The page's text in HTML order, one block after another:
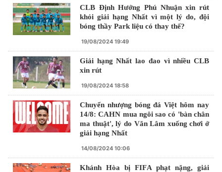
CLB Định Hướng Phú Nhuận xin rút
khỏi giải hạng Nhất vì một lý do, đội
bóng thầy Park liệu có thay thế?
19/08/2024 19:49
Giải hạng Nhất lao đao vì nhiều CLB
xin rút
19/08/2024 18:58
Chuyển nhượng bóng đá Việt hôm nay
14/8: CAHN mua ngôi sao có 'bàn chân
ma thuật', lý do Văn Lâm xuống chơi ở
giải hạng Nhất
14/08/2024 10:06
Khánh Hòa bị FIFA phạt nặng, giải